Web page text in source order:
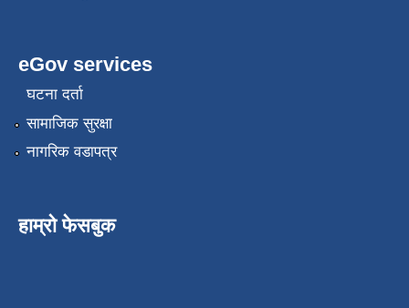
eGov services
घटना दर्ता
सामाजिक सुरक्षा
नागरिक वडापत्र
हाम्रो फेसबुक